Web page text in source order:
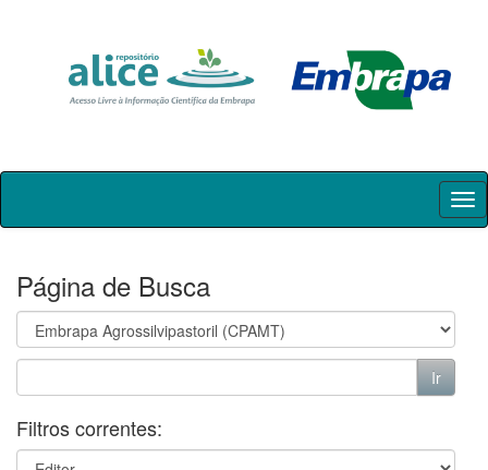
Skip
Página de Busca
Filtros correntes: